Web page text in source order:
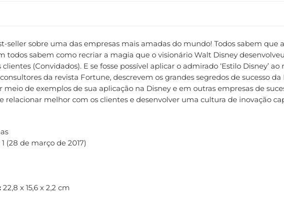
seller sobre uma das empresas mais amadas do mundo! Todos sabem
todos sabem como recriar a magia que o visionário Walt Disney
(Convidados). E se fosse possível aplicar o admirado ‘Estilo Disney’
da revista Fortune, descrevem os grandes segredos de sucesso da
meio de exemplos de sua aplicação na Disney e em outras empresas de
relacionar melhor com os clientes e desenvolver uma cultura de inovação
(28 de março de 2017)
22,8 x 15,6 x 2,2 cm